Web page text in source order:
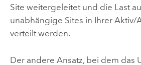
Site weitergeleitet und die Last
unabhängige Sites in Ihrer Aktiv/
verteilt werden.
Der andere Ansatz, bei dem das